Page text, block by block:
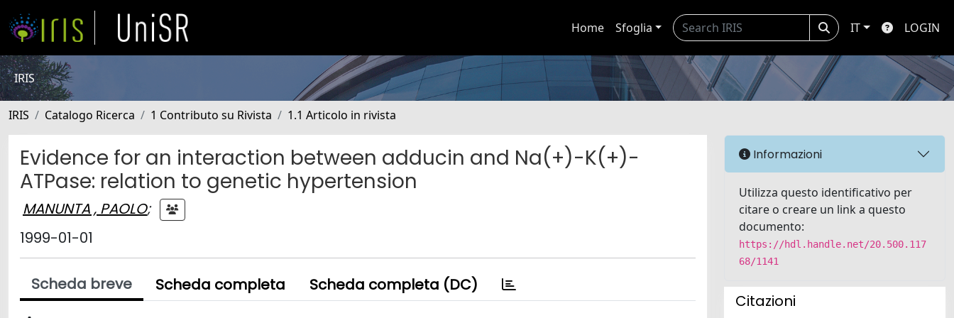
Home Sfoglia IT LOGIN
IRIS
IRIS Catalogo Ricerca 1 Contributo su Rivista 1.1 Articolo in rivista
Evidence for an interaction between adducin and Na(+)-K(+)-
ATPase: relation to genetic hypertension
MANUNTA , PAOLO;
1999-01-01
Scheda breve Scheda completa Scheda completa (DC)
Informazioni
Utilizza questo identificativo per
citare o creare un link a questo
documento:
https://hdl.handle.net/20.500.117
68/1141
Citazioni